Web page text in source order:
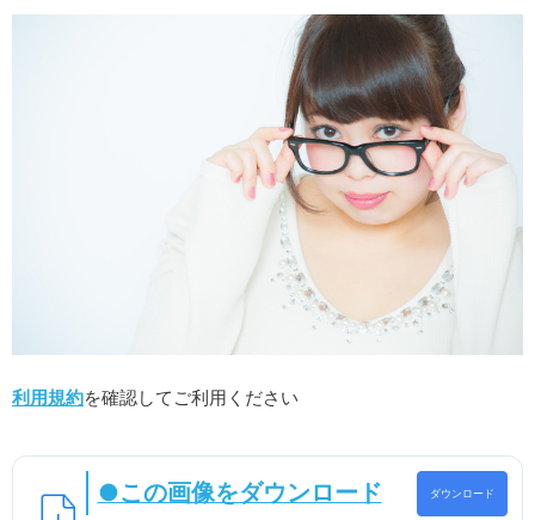
利用規約を確認してご利用ください
●この画像をダウンロード ダウンロード